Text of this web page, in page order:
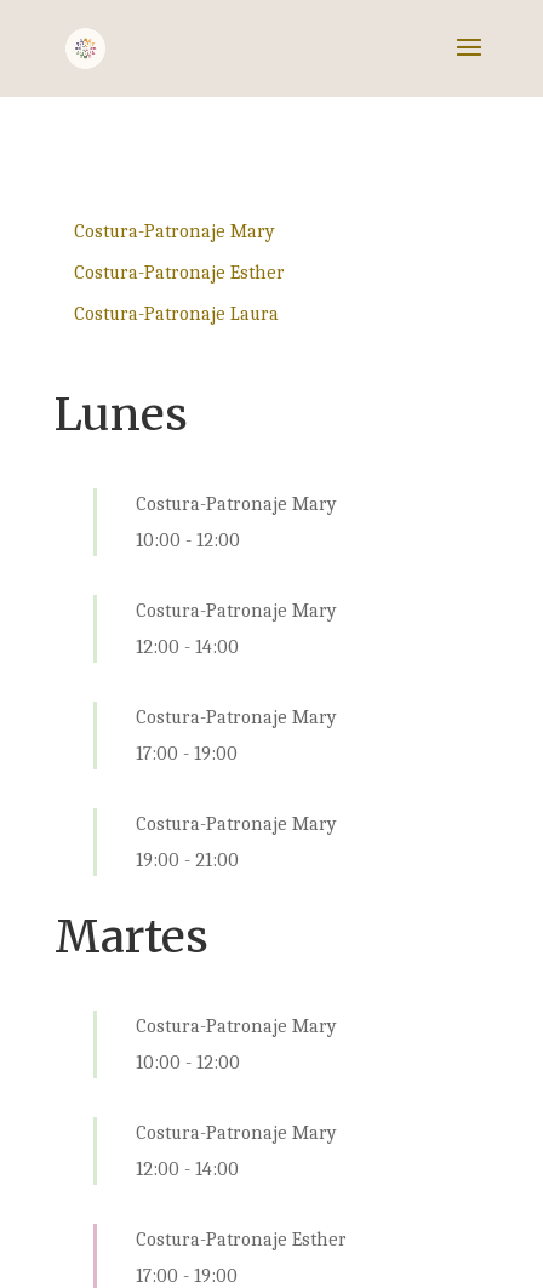
Costura-Patronaje Mary
Costura-Patronaje Esther
Costura-Patronaje Laura
Lunes
Costura-Patronaje Mary
10:00 - 12:00
Costura-Patronaje Mary
12:00 - 14:00
Costura-Patronaje Mary
17:00 - 19:00
Costura-Patronaje Mary
19:00 - 21:00
Martes
Costura-Patronaje Mary
10:00 - 12:00
Costura-Patronaje Mary
12:00 - 14:00
Costura-Patronaje Esther
17:00 - 19:00